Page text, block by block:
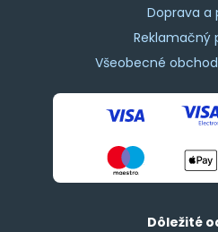
Doprava a
Reklamačný
Všeobecné
Dôležité